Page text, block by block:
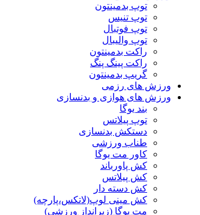
توپ بدمینتون
توپ تنیس
توپ فوتبال
توپ والیبال
راکت بدمینتون
راکت پینگ پنگ
گریپ بدمینتون
ورزش های رزمی
ورزش های هوازی و بدنسازی
بند یوگا
توپ پیلاتس
دستکش بدنسازی
طناب ورزشی
کاور مت یوگا
کش پاورباند
کش پیلاتس
کش دسته دار
کش مینی لوپ(لاتکس،پارچه)
مت یوگا (زیرانداز ورزشی)